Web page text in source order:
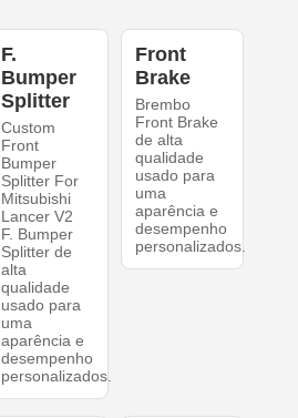
F.
Bumper
Splitter
Custom
Front
Bumper
Splitter For
Mitsubishi
Lancer V2
F. Bumper
Splitter de
alta
qualidade
usado para
uma
aparência e
desempenho
personalizados.
Front
Brake
Brembo
Front Brake
de alta
qualidade
usado para
uma
aparência e
desempenho
personalizados.